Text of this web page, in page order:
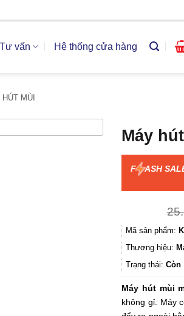
Tư vấn Hệ thống cửa hàng
HÚT MÙI
Máy
F ASH
Mã sản phẩm:
Thương hiệu:
Trạng thái: Còn
Máy hút mùi
không gỉ. Máy